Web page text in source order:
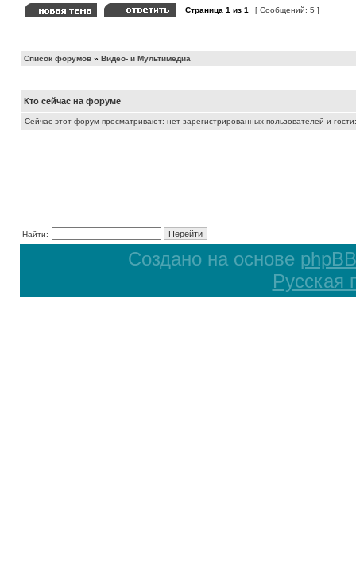
Страница 1 из 1 [ Сообщений: 5 ]
Список форумов » Видео- и Мультимедиа
Кто сейчас на форуме
Сейчас этот форум просматривают: нет зарегистрированных пользователей и
Найти:
Создано на основе phpBB
Русская